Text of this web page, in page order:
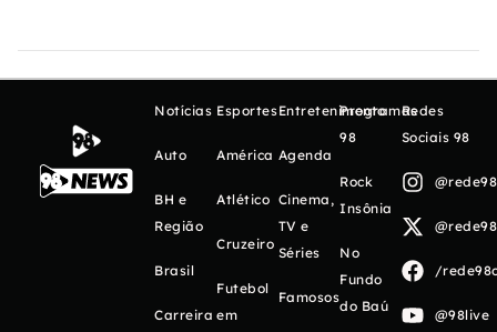
Notícias
Auto
BH e
Região
Brasil
Carreira
Esportes
América
Atlético
Cruzeiro
Futebol
em
Entretenimento
Agenda
Cinema,
TV e
Séries
Famosos
Programas
98
Rock
Insônia
No
Fundo
do Baú
Redes
Sociais 98
/
@98live